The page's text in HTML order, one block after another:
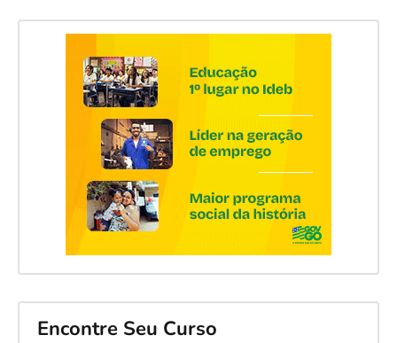
Encontre Seu Curso